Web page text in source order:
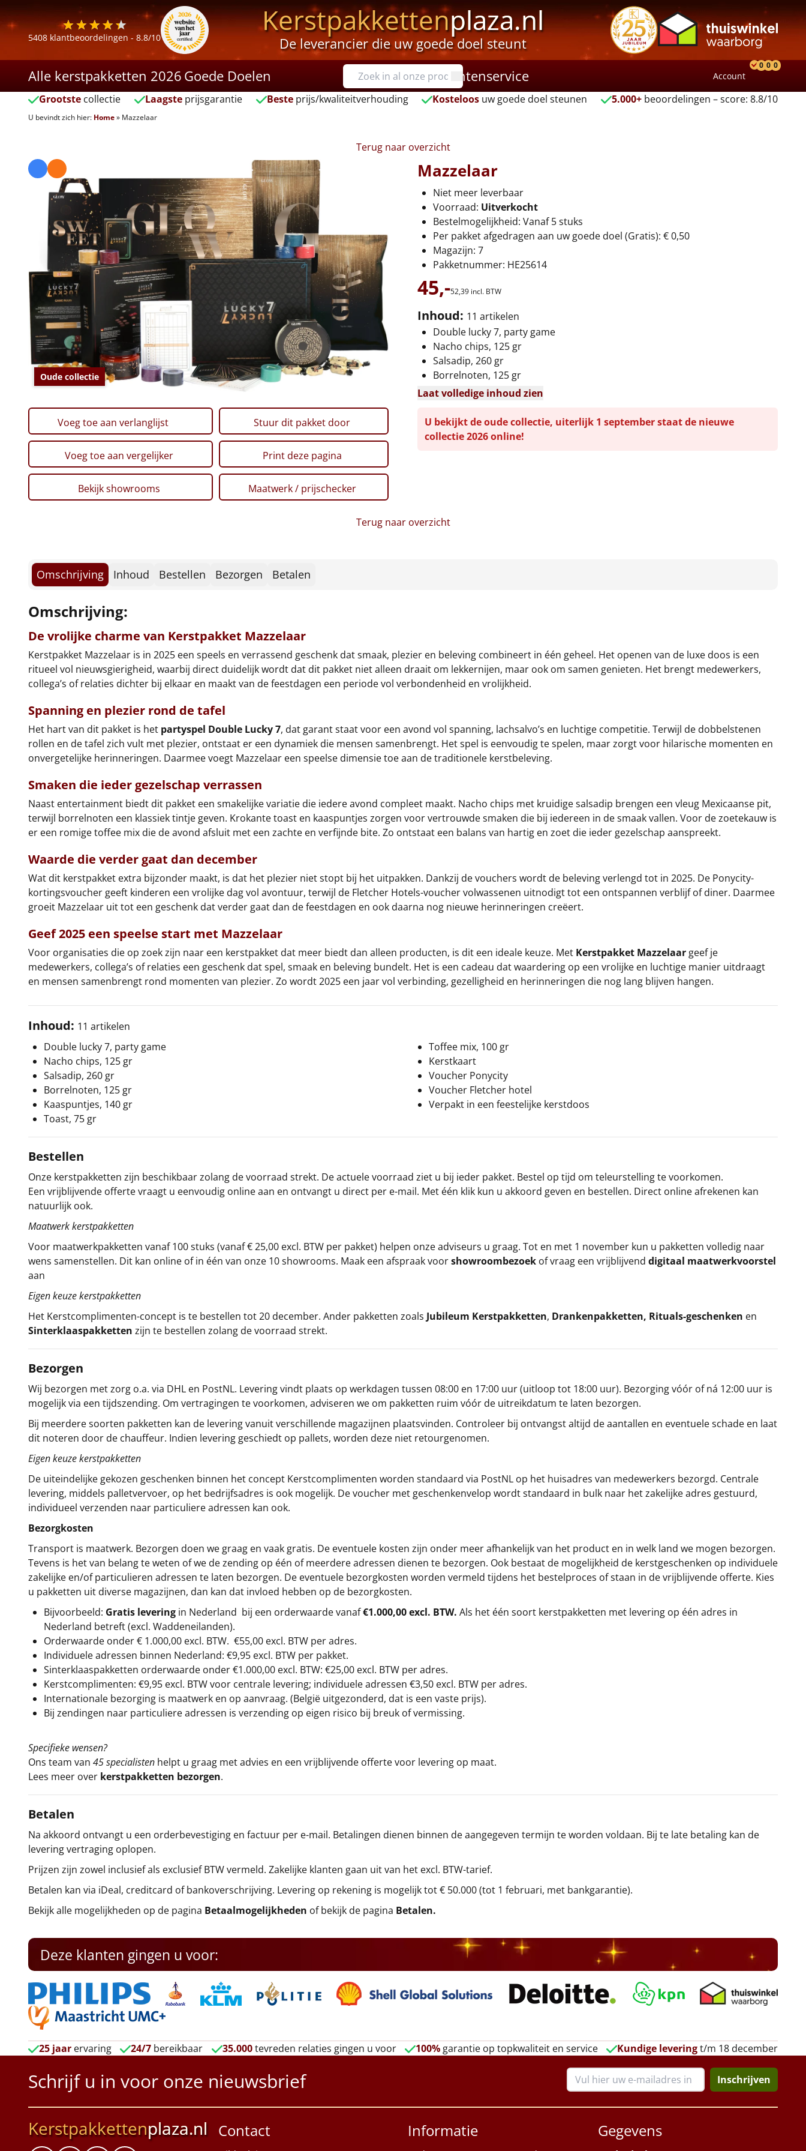
5408 klantbeoordelingen - 8.8/10 Kerstpakkettenplaza.nl
De leverancier die uw goede doel steunt
Alle kerstpakketten 2026 Goede Doelen Klantenservice Account
0 0 0
Grootste collectie Laagsteprijsgarantie Besteprijs/kwaliteitverhouding Kosteloos uw goede doel steunen 5.000+ beoordelingen – score: 8.8/10
U bevindt zich hier: Home» Mazzelaar
Terug naar overzicht
Oude collectie
Mazzelaar
Niet meer leverbaar
Voorraad: Uitverkocht
Bestelmogelijkheid: Vanaf 5 stuks
Per pakket afgedragen aan uw goede doel (Gratis): € 0,50
Magazijn: 7
Pakketnummer: HE25614
45,-52,39 incl. BTW
Inhoud: 11 artikelen
Double lucky 7, party game
Nacho chips, 125 gr
Salsadip, 260 gr
Borrelnoten, 125 gr
Laat volledige inhoud zien
Voeg toe aan verlanglijst Stuur dit pakket door
Voeg toe aan vergelijker Print deze pagina
Bekijk showrooms Maatwerk / prijschecker
U bekijkt de oude collectie, uiterlijk 1 september staat de nieuwe
collectie 2026 online!
Terug naar overzicht
Omschrijving Inhoud Bestellen Bezorgen Betalen
Omschrijving:
De vrolijke charme van Kerstpakket Mazzelaar
Kerstpakket Mazzelaar is in 2025 een speels en verrassend geschenk dat smaak, plezier en beleving combineert in één geheel. Het openen van de luxe doos is een
ritueel vol nieuwsgierigheid, waarbij direct duidelijk wordt dat dit pakket niet alleen draait om lekkernijen, maar ook om samen genieten. Het brengt medewerkers,
collega’s of relaties dichter bij elkaar en maakt van de feestdagen een periode vol verbondenheid en vrolijkheid.
Spanning en plezier rond de tafel
Het hart van dit pakket is het partyspel Double Lucky 7, dat garant staat voor een avond vol spanning, lachsalvo’s en luchtige competitie. Terwijl de dobbelstenen
rollen en de tafel zich vult met plezier, ontstaat er een dynamiek die mensen samenbrengt. Het spel is eenvoudig te spelen, maar zorgt voor hilarische momenten en
onvergetelijke herinneringen. Daarmee voegt Mazzelaar een speelse dimensie toe aan de traditionele kerstbeleving.
Smaken die ieder gezelschap verrassen
Naast entertainment biedt dit pakket een smakelijke variatie die iedere avond compleet maakt. Nacho chips met kruidige salsadip brengen een vleug Mexicaanse pit,
terwijl borrelnoten een klassiek tintje geven. Krokante toast en kaaspuntjes zorgen voor vertrouwde smaken die bij iedereen in de smaak vallen. Voor de zoetekauw is
er een romige toffee mix die de avond afsluit met een zachte en verfijnde bite. Zo ontstaat een balans van hartig en zoet die ieder gezelschap aanspreekt.
Waarde die verder gaat dan december
Wat dit kerstpakket extra bijzonder maakt, is dat het plezier niet stopt bij het uitpakken. Dankzij de vouchers wordt de beleving verlengd tot in 2025. De Ponycity-
kortingsvoucher geeft kinderen een vrolijke dag vol avontuur, terwijl de Fletcher Hotels-voucher volwassenen uitnodigt tot een ontspannen verblijf of diner. Daarmee
groeit Mazzelaar uit tot een geschenk dat verder gaat dan de feestdagen en ook daarna nog nieuwe herinneringen creëert.
Geef 2025 een speelse start met Mazzelaar
Voor organisaties die op zoek zijn naar een kerstpakket dat meer biedt dan alleen producten, is dit een ideale keuze. Met Kerstpakket Mazzelaar geef je
medewerkers, collega’s of relaties een geschenk dat spel, smaak en beleving bundelt. Het is een cadeau dat waardering op een vrolijke en luchtige manier uitdraagt
en mensen samenbrengt rond momenten van plezier. Zo wordt 2025 een jaar vol verbinding, gezelligheid en herinneringen die nog lang blijven hangen.
Inhoud: 11 artikelen
Double lucky 7, party game
Nacho chips, 125 gr
Salsadip, 260 gr
Borrelnoten, 125 gr
Kaaspuntjes, 140 gr
Toast, 75 gr
Toffee mix, 100 gr
Kerstkaart
Voucher Ponycity
Voucher Fletcher hotel
Verpakt in een feestelijke kerstdoos
Bestellen
Onze kerstpakketten zijn beschikbaar zolang de voorraad strekt. De actuele voorraad ziet u bij ieder pakket. Bestel op tijd om teleurstelling te voorkomen.
Een vrijblijvende offerte vraagt u eenvoudig online aan en ontvangt u direct per e-mail. Met één klik kun u akkoord geven en bestellen. Direct online afrekenen kan
natuurlijk ook.
Maatwerk kerstpakketten
Voor maatwerkpakketten vanaf 100 stuks (vanaf € 25,00 excl. BTW per pakket) helpen onze adviseurs u graag. Tot en met 1 november kun u pakketten volledig naar
wens samenstellen. Dit kan online of in één van onze 10 showrooms. Maak een afspraak voorshowroombezoek of vraag een vrijblijvend digitaal maatwerkvoorstel
aan
Eigen keuze kerstpakketten
Het Kerstcomplimenten-concept is te bestellen tot 20 december. Ander pakketten zoals Jubileum Kerstpakketten, Drankenpakketten, Rituals-geschenken en
Sinterklaaspakketten zijn te bestellen zolang de voorraad strekt.
Bezorgen
Wij bezorgen met zorg o.a. via DHL en PostNL. Levering vindt plaats op werkdagen tussen 08:00 en 17:00 uur (uitloop tot 18:00 uur). Bezorging vóór of ná 12:00 uur is
mogelijk via een tijdszending. Om vertragingen te voorkomen, adviseren we om pakketten ruim vóór de uitreikdatum te laten bezorgen.
Bij meerdere soorten pakketten kan de levering vanuit verschillende magazijnen plaatsvinden. Controleer bij ontvangst altijd de aantallen en eventuele schade en laat
dit noteren door de chauffeur. Indien levering geschiedt op pallets, worden deze niet retourgenomen.
Eigen keuze kerstpakketten
De uiteindelijke gekozen geschenken binnen het concept Kerstcomplimenten worden standaard via PostNL op het huisadres van medewerkers bezorgd. Centrale
levering, middels palletvervoer, op het bedrijfsadres is ook mogelijk. De voucher met geschenkenvelop wordt standaard in bulk naar het zakelijke adres gestuurd,
individueel verzenden naar particuliere adressen kan ook.
Bezorgkosten
Transport is maatwerk. Bezorgen doen we graag en vaak gratis. De eventuele kosten zijn onder meer afhankelijk van het product en in welk land we mogen bezorgen.
Tevens is het van belang te weten of we de zending op één of meerdere adressen dienen te bezorgen. Ook bestaat de mogelijkheid de kerstgeschenken op individuele
zakelijke en/of particulieren adressen te laten bezorgen. De eventuele bezorgkosten worden vermeld tijdens het bestelproces of staan in de vrijblijvende offerte. Kies
u pakketten uit diverse magazijnen, dan kan dat invloed hebben op de bezorgkosten.
Bijvoorbeeld: Gratis levering in Nederland bij een orderwaarde vanaf€1.000,00 excl. BTW. Als het één soort kerstpakketten met levering op één adres in
Nederland betreft (excl. Waddeneilanden).
Orderwaarde onder € 1.000,00 excl. BTW. €55,00 excl. BTW per adres.
Individuele adressen binnen Nederland: €9,95 excl. BTW per pakket.
Sinterklaaspakketten orderwaarde onder €1.000,00 excl. BTW: €25,00 excl. BTW per adres.
Kerstcomplimenten: €9,95 excl. BTW voor centrale levering; individuele adressen €3,50 excl. BTW per adres.
Internationale bezorging is maatwerk en op aanvraag. (België uitgezonderd, dat is een vaste prijs).
Bij zendingen naar particuliere adressen is verzending op eigen risico bij breuk of vermissing.
Specifieke wensen?
Ons team van 45 specialisten helpt u graag met advies en een vrijblijvende offerte voor levering op maat.
Lees meer over kerstpakketten bezorgen.
Betalen
Na akkoord ontvangt u een orderbevestiging en factuur per e-mail. Betalingen dienen binnen de aangegeven termijn te worden voldaan. Bij te late betaling kan de
levering vertraging oplopen.
Prijzen zijn zowel inclusief als exclusief BTW vermeld. Zakelijke klanten gaan uit van het excl. BTW-tarief.
Betalen kan via iDeal, creditcard of bankoverschrijving. Levering op rekening is mogelijk tot € 50.000 (tot 1 februari, met bankgarantie).
Bekijk alle mogelijkheden op de pagina Betaalmogelijkheden of bekijk de pagina Betalen.
Deze klanten gingen u voor:
25 jaar ervaring 24/7 bereikbaar 35.000tevreden relaties gingen u voor 100%garantie op topkwaliteit en service Kundige leveringt/m 18 december
Schrijf u in voor onze nieuwsbrief Inschrijven
Kerstpakkettenplaza.nl Contact Informatie Gegevens